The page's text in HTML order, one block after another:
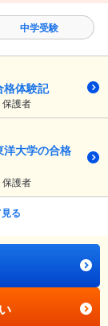
中学受験
格体験記
護者
大学の合格
護者
る